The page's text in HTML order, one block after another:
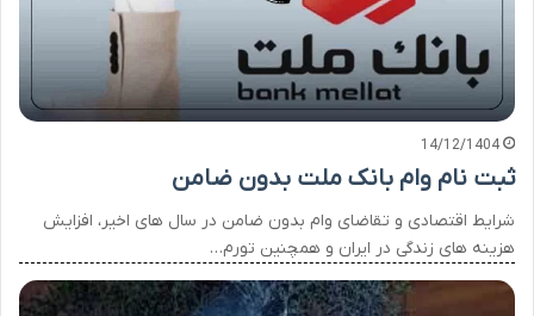
14/12/1404
ثبت نام وام بانک ملت بدون ضامن
شرایط اقتصادی و تقاضای وام بدون ضامن در سال های اخیر، افزایش
هزینه های زندگی در ایران و همچنین تورم…